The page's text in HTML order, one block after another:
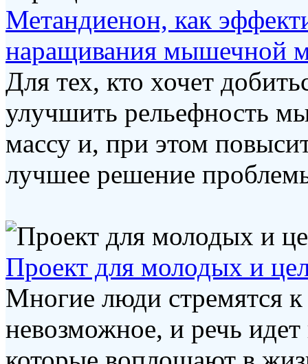
Метандиенон, как
наращивания мышечной
Для тех, кто хочет
улучшить рельефность
массу и, при этом
лучшее решение
Проект для молодых и
Многие люди стремятся к
невозможное, и речь